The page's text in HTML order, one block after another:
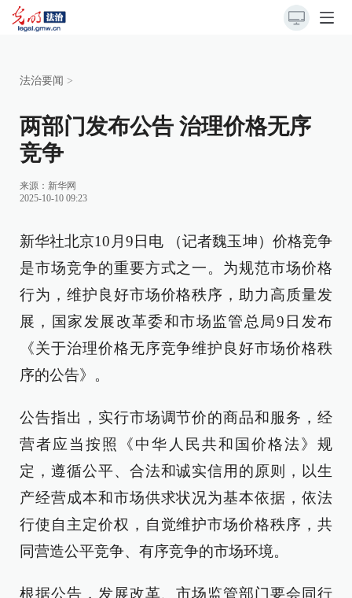
法治要闻 >
两部门发布公告 治理价格无序
竞争
来源： 新华网
2025-10-10 09:23
新华社北京10月9日电 （记者魏玉坤）价格竞争
是市场竞争的重要方式之一。为规范市场价格
行为，维护良好市场价格秩序，助力高质量发
展，国家发展改革委和市场监管总局9日发布
《关于治理价格无序竞争维护良好市场价格秩
序的公告》。
公告指出，实行市场调节价的商品和服务，经
营者应当按照《中华人民共和国价格法》规
定，遵循公平、合法和诚实信用的原则，以生
产经营成本和市场供求状况为基本依据，依法
行使自主定价权，自觉维护市场价格秩序，共
同营造公平竞争、有序竞争的市场环境。
根据公告，发展改革、市场监管部门要会同行